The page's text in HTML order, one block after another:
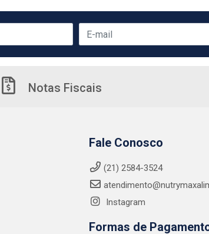
Notas Fiscais
Fale Conosco
(21) 2584-3524
Instagram
Formas de